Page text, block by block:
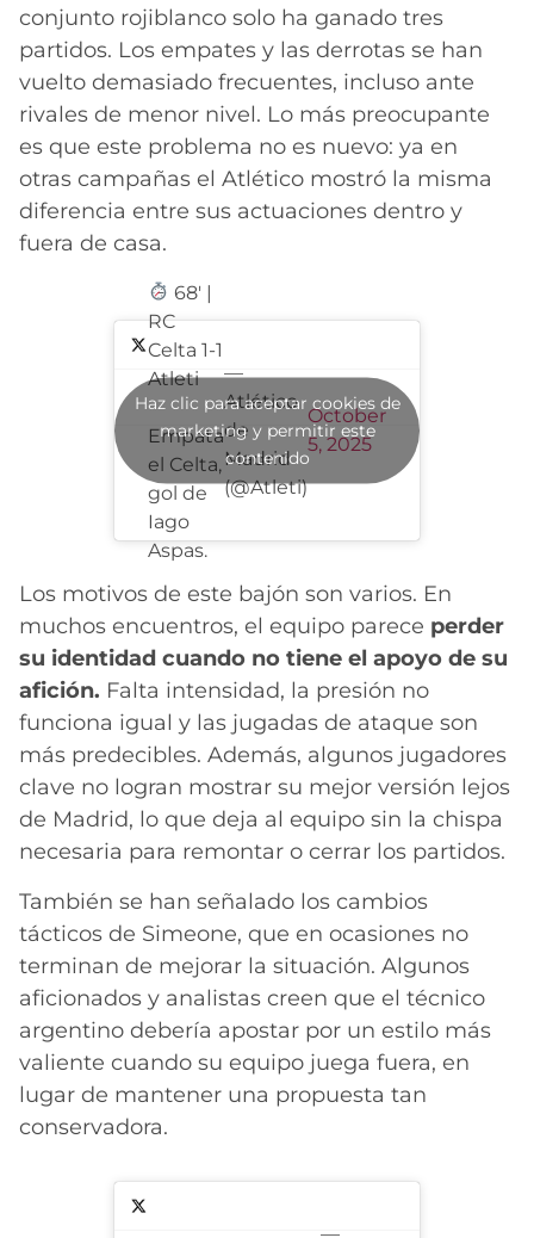
conjunto rojiblanco solo ha ganado tres
partidos. Los empates y las derrotas se han
vuelto demasiado frecuentes, incluso ante
rivales de menor nivel. Lo más preocupante
es que este problema no es nuevo: ya en
otras campañas el Atlético mostró la misma
diferencia entre sus actuaciones dentro y
fuera de casa.
68' |
RC
Celta 1-1
Atleti
Empata
el Celta,
gol de
Iago
Aspas.
—
Atlético
de
Madrid
(@Atleti)
October
5, 2025
Haz clic para aceptar cookies de
marketing y permitir este
contenido
Los motivos de este bajón son varios. En
muchos encuentros, el equipo parece perder
su identidad cuando no tiene el apoyo de su
afición. Falta intensidad, la presión no
funciona igual y las jugadas de ataque son
más predecibles. Además, algunos jugadores
clave no logran mostrar su mejor versión lejos
de Madrid, lo que deja al equipo sin la chispa
necesaria para remontar o cerrar los partidos.
También se han señalado los cambios
tácticos de Simeone, que en ocasiones no
terminan de mejorar la situación. Algunos
aficionados y analistas creen que el técnico
argentino debería apostar por un estilo más
valiente cuando su equipo juega fuera, en
lugar de mantener una propuesta tan
conservadora.
—